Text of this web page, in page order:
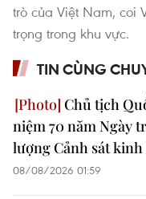
trò của Việt Nam, coi
trọng trong khu vực.
TIN CÙNG
Chủ tịch
niệm 70 năm Ngày
lượng Cảnh sát kinh
08/08/2026 01:59